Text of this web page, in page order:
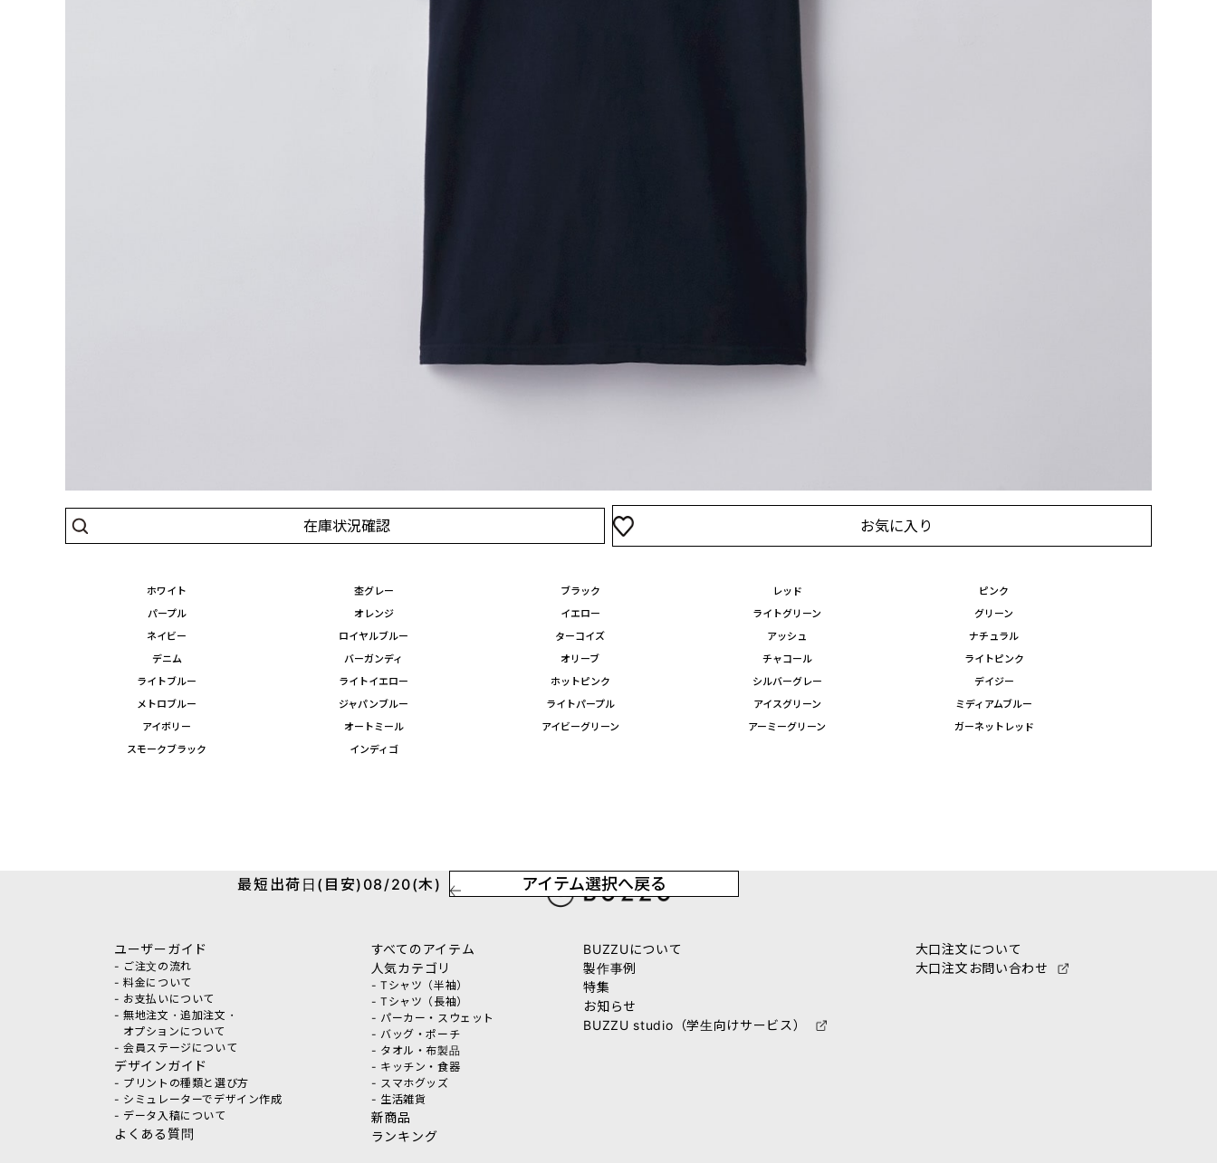
在庫状況確認 お気に入り
ホワイト 杢グレー ブラック レッド
ピンク
パープル
オレンジ イエロー ライトグリーン
グリーン
ネイビー
ロイヤルブルー ターコイズ アッシュ
ナチュラル
デニム
バーガンディ オリーブ チャコール
ライトピンク
ライトブルー
ライトイエロー ホットピンク シルバーグレー
デイジー
メトロブルー
ジャパンブルー ライトパープル アイスグリーン
ミディアムブルー
アイボリー
オートミール アイビーグリーン アーミーグリーン
ガーネットレッド
スモークブラック
インディゴ
ジェットのみ）
ジェットのみ）
最短出荷日(目安)08/20(木) アイテム選択へ戻る
ユーザーガイド
- ご注文の流れ
- 料金について
- お支払いについて
- 無地注文・追加注文・
オプションについて
- 会員ステージについて
デザインガイド
- プリントの種類と選び方
- シミュレーターでデザイン作成
- データ入稿について
よくある質問
すべてのアイテム
人気カテゴリ
- Tシャツ（半袖）
- Tシャツ（長袖）
- パーカー・スウェット
- バッグ・ポーチ
- タオル・布製品
- キッチン・食器
- スマホグッズ
- 生活雑貨
新商品
ランキング
BUZZUについて
製作事例
特集
お知らせ
BUZZU studio（学生向けサービス）
大口注文について
大口注文お問い合わせ